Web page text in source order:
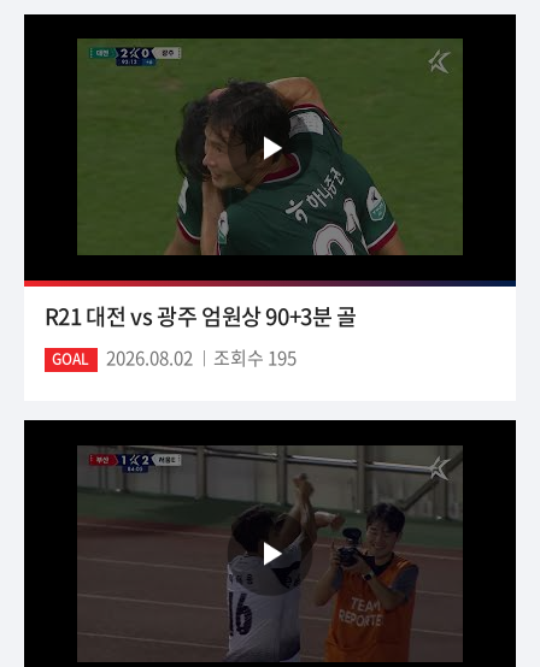
R21 대전 vs 광주 엄원상 90+3분 골
GOAL 2026.08.02 조회수 195